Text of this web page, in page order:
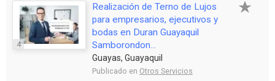
4
Realización de Terno de Lujos
para empresarios, ejecutivos y
bodas en Duran Guayaquil
Samborondon...
Guayas, Guayaquil
Publicado en Otros Servicios